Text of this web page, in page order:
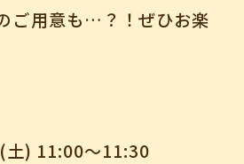
ご用意も…？！ぜひお楽
) 11:00～11:30